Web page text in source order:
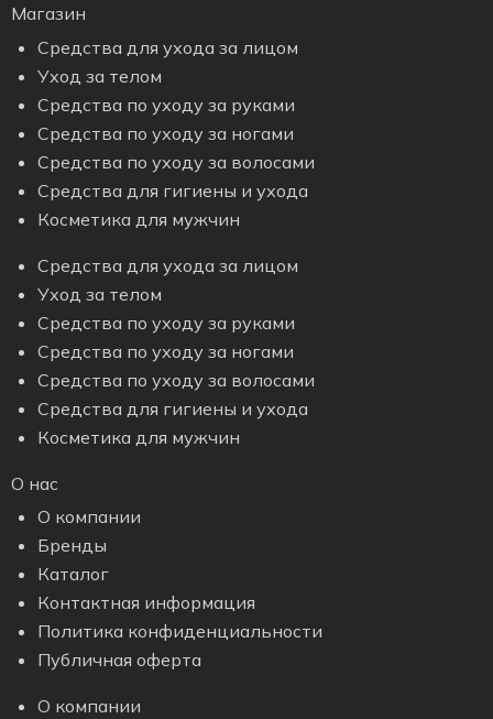
Магазин
Средства для ухода за лицом
Уход за телом
Средства по уходу за руками
Средства по уходу за ногами
Средства по уходу за волосами
Средства для гигиены и ухода
Косметика для мужчин
Средства для ухода за лицом
Уход за телом
Средства по уходу за руками
Средства по уходу за ногами
Средства по уходу за волосами
Средства для гигиены и ухода
Косметика для мужчин
О нас
О компании
Бренды
Каталог
Контактная информация
Политика конфиденциальности
Публичная оферта
О компании